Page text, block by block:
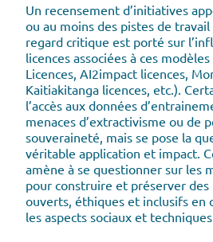
Un recensement d’initiatives
ou au moins des pistes de
regard critique est porté sur
licences associées à ces modèles
Licences, AI2impact licences,
Kaitiakitanga licences, etc.).
l’accès aux données
menaces d’extractivisme ou de
souveraineté, mais se pose la
véritable application et impact.
amène à se questionner sur les
pour construire et préserver des
ouverts, éthiques et inclusifs en
les aspects sociaux et